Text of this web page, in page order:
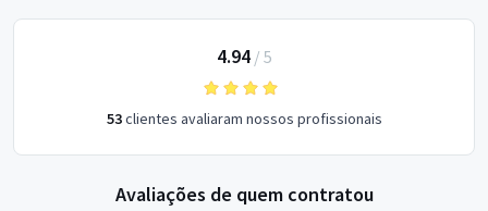
4.94/ 5
53clientes avaliaram nossos profissionais
Avaliações de quem contratou